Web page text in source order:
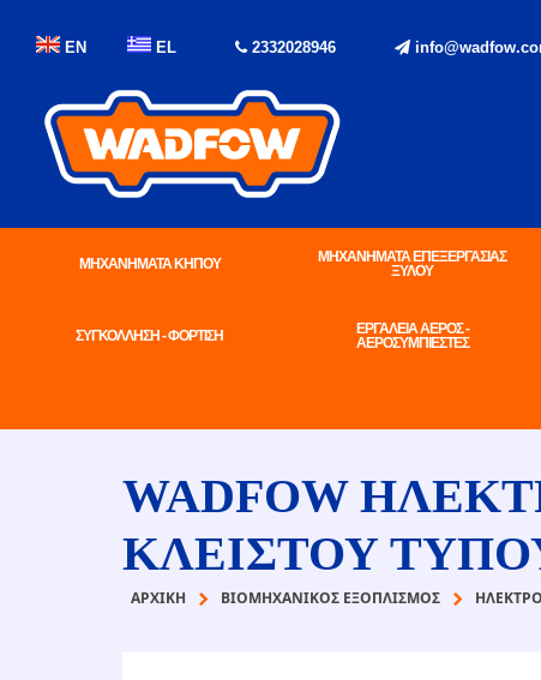
EN EL 2332028946
ΜΗΧΑΝΗΜΑΤΑ ΚΗΠΟΥ
ΜΗΧΑΝΗΜΑΤΑ ΕΠΕΞΕΡΓΑΣΙΑΣ
ΞΥΛΟΥ
ΣΥΓΚΟΛΛΗΣΗ - ΦΟΡΤΙΣΗ
ΕΡΓΑΛΕΙΑ ΑΕΡΟΣ -
ΑΕΡΟΣΥΜΠΙΕΣΤΕΣ
WADFOW
ΚΛΕΙΣΤΟΥ ΤΥΠΟΥ
ΑΡΧΙΚΉ ΒΙΟΜΗΧΑΝΙΚΟΣ ΕΞΟΠΛΙΣΜΟΣ